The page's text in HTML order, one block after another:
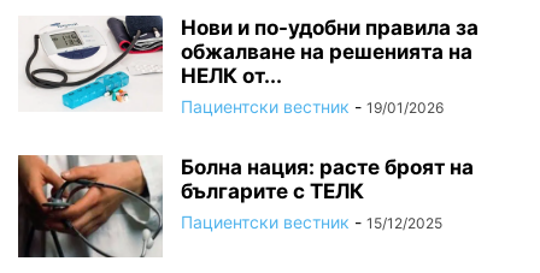
Нови и по-удобни правила за
обжалване на решенията на
НЕЛК от...
Пациентски вестник - 19/01/2026
Болна нация: расте броят на
българите с ТЕЛК
Пациентски вестник - 15/12/2025